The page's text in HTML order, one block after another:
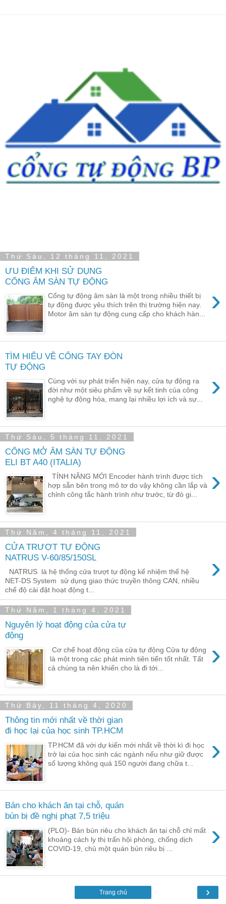
Thứ Sáu, 12 tháng 11, 2021
ƯU ĐIỂM KHI SỬ DỤNG
CỔNG ÂM SÀN TỰ ĐỘNG
›
Cổng tự động âm sàn là một trong nhiều thiết bị
tự động được yêu thích trên thị trường hiện nay.
Motor âm sàn tự động cung cấp cho khách hàn...
TÌM HIỂU VỀ CỔNG TAY ĐÒN
TỰ ĐỘNG
›
Cùng với sự phát triển hiện nay, cửa tự động ra
đời như một siêu phẩm về sự kết tinh của công
nghệ tự động hóa, mang lại nhiều lợi ích và sự...
Thứ Sáu, 5 tháng 11, 2021
CỔNG MỞ ÂM SÀN TỰ ĐỘNG
ELI BT A40 (ITALIA)
›
TÍNH NĂNG MỚI Encoder hành trình được tích
hợp sẵn bên trong mô tơ do vậy không cần lắp và
chỉnh công tắc hành trình như trước, từ đó gi...
Thứ Năm, 4 tháng 11, 2021
CỬA TRƯỢT TỰ ĐỘNG
NATRUS V-60/85/150SL
›
NATRUS là hệ thống cửa trượt tự động kế nhiệm thế hệ
NET-DS System sử dụng giao thức truyền thông CAN, nhiều
chế độ cài đặt hoạt động t...
Thứ Năm, 1 tháng 4, 2021
Nguyên lý hoạt động của cửa tự
động
›
Cơ chế hoạt động của cửa tự động Cửa tự động
là một trong các phát minh tiên tiến tốt nhất. Tất
cả chúng ta nên khiến cho là đi tới...
Thứ Bảy, 11 tháng 4, 2020
Thông tin mới nhất về thời gian
đi học lại của học sinh TP.HCM
›
TP.HCM đã với dự kiến mới nhất về thời kì đi học
trở lại của học sinh các ngành nếu như giữ được
số lượng không quá 150 người đang chữa t...
Bán cho khách ăn tại chỗ, quán
bún bị đề nghị phạt 7,5 triệu
›
(PLO)- Bán bún riêu cho khách ăn tại chỗ chỉ mất
khoảng cách ly thị trấn hội phòng, chống dịch
COVID-19, chủ một quán bún riêu bị ...
›
Trang chủ